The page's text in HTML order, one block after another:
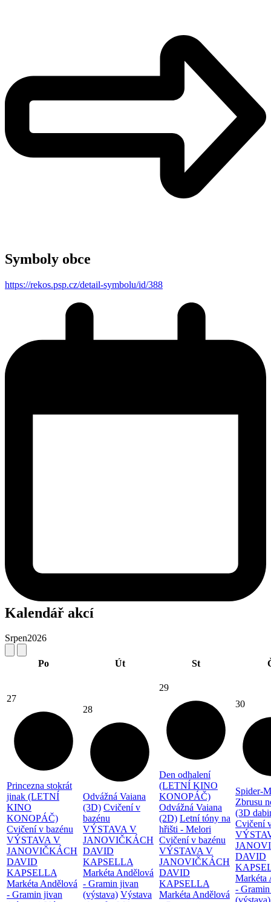
Symboly obce
https://rekos.psp.cz/detail-symbolu/id/388
Kalendář akcí
Srpen2026
Po Út St
27
Princezna stokrát
jinak (LETNÍ
KINO
KONOPÁČ)
Cvičení v bazénu
VÝSTAVA V
JANOVIČKÁCH
DAVID
KAPSELLA
Markéta Andělová
- Gramin jivan
28
Odvážná Vaiana
(3D) Cvičení v
bazénu
VÝSTAVA V
JANOVIČKÁCH
DAVID
KAPSELLA
Markéta Andělová
- Gramin jivan
(výstava) Výstava
29
Den odhalení
(LETNÍ KINO
KONOPÁČ)
Odvážná Vaiana
(2D) Letní tóny na
hřišti - Melori
Cvičení v bazénu
VÝSTAVA V
JANOVIČKÁCH
DAVID
KAPSELLA
Markéta Andělová
30
Spider-
Zbrusu
(3D
Cvičení
DAVID
Markéta
-